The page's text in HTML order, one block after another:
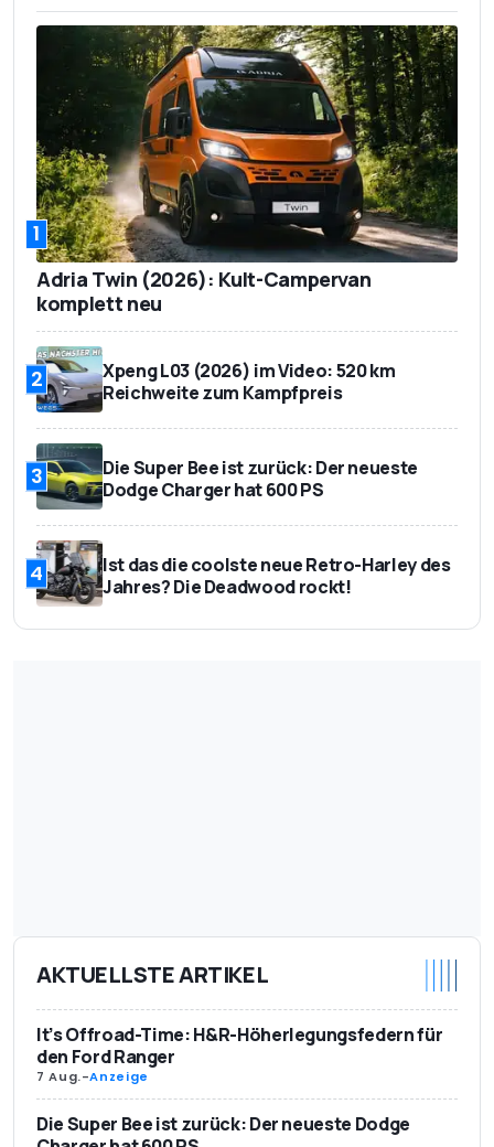
1
Adria Twin (2026): Kult-Campervan
komplett neu
2
Xpeng L03 (2026) im Video: 520 km
Reichweite zum Kampfpreis
3
Die Super Bee ist zurück: Der neueste
Dodge Charger hat 600 PS
4
Ist das die coolste neue Retro-Harley des
Jahres? Die Deadwood rockt!
AKTUELLSTE ARTIKEL
It’s Offroad-Time: H&R-Höherlegungsfedern für
den Ford Ranger
7 Aug.-Anzeige
Die Super Bee ist zurück: Der neueste Dodge